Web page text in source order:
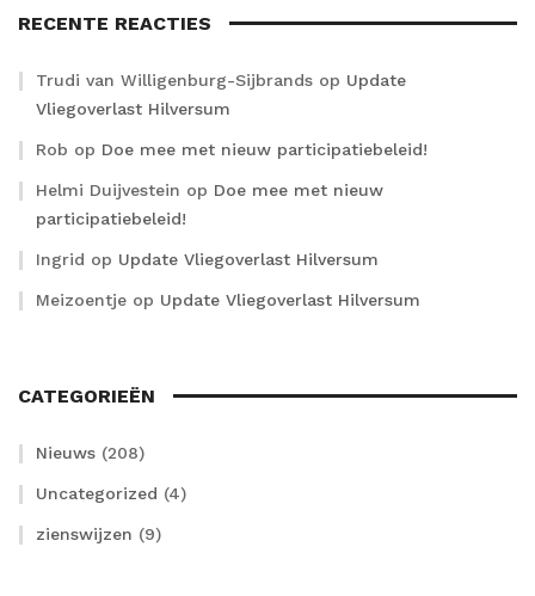
RECENTE REACTIES
Trudi van Willigenburg-Sijbrands op Update
Vliegoverlast Hilversum
Rob op Doe mee met nieuw participatiebeleid!
Helmi Duijvestein op Doe mee met nieuw
participatiebeleid!
Ingrid op Update Vliegoverlast Hilversum
Meizoentje op Update Vliegoverlast Hilversum
CATEGORIEËN
Nieuws (208)
Uncategorized (4)
zienswijzen (9)